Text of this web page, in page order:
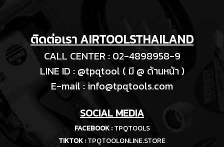
ติดต่อเรา AIRTOOLSTHAILAND
CALL CENTER : 02-4898958-9
LINE ID : @tpqtool ( มี @ ด้านหน้า )
E-mail :info@tpqtools.com
SOCIAL MEDIA
FACEBOOK : TPQTOOLS
TIKTOK :TPQTOOLONLINE.STORE